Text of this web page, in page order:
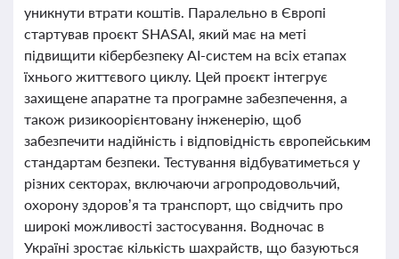
уникнути втрати коштів. Паралельно в Європі
стартував проєкт SHASAI, який має на меті
підвищити кібербезпеку AI-систем на всіх етапах
їхнього життєвого циклу. Цей проєкт інтегрує
захищене апаратне та програмне забезпечення, а
також ризикоорієнтовану інженерію, щоб
забезпечити надійність і відповідність європейським
стандартам безпеки. Тестування відбуватиметься у
різних секторах, включаючи агропродовольчий,
охорону здоров’я та транспорт, що свідчить про
широкі можливості застосування. Водночас в
Україні зростає кількість шахрайств, що базуються